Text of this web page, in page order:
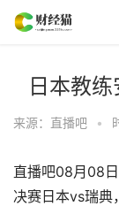
日本教
来源：直播吧 •
直播吧08月08
决赛日本vs瑞典